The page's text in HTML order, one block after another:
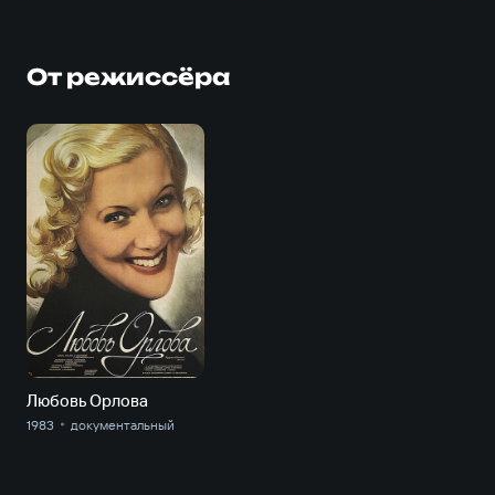
От режиссёра
Любовь Орлова
1983 документальный